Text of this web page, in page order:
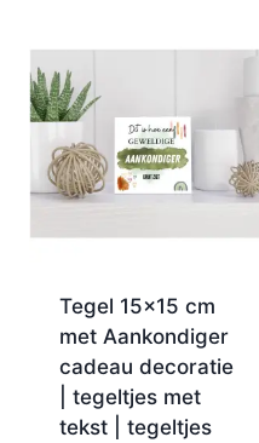
Tegel 15×15 cm
met Aankondiger
cadeau decoratie
| tegeltjes met
tekst | tegeltjes